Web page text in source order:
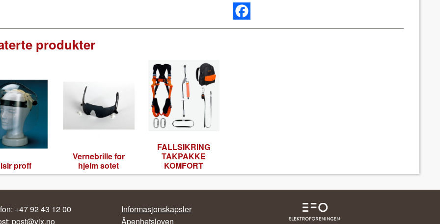
produkter
proff
Verne­brille for
hjelm sotet
FALLSIKRING
TAKPAKKE
KOMFORT
+47 92 43 12 00
post@vix.no
Informasjonskapsler
Åpenhetsloven